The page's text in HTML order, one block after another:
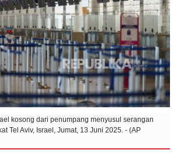
kosong dari penumpang menyusul serangan
Tel Aviv, Israel, Jumat, 13 Juni 2025. - (AP